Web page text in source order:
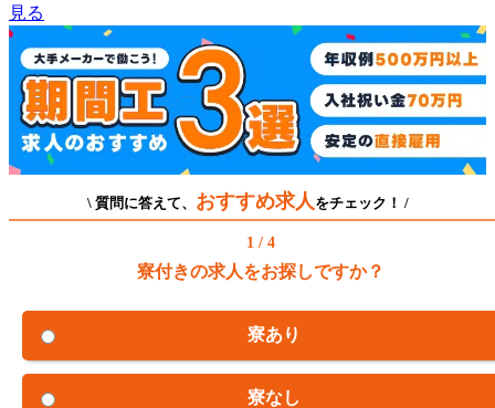
見る
\ 質問に答えて、 おすすめ求人 をチェック！ /
1 / 4
寮付きの求人をお探しですか？
寮あり
寮なし